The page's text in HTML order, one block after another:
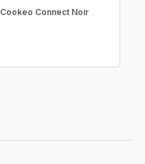
Cookeo Connect Noir